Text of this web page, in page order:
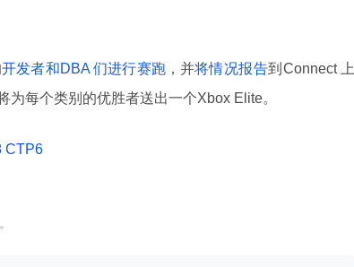
开发者和DBA 们进行赛跑 ，并将情况报告到Connect 上
每个类别的优胜者送出一个Xbox Elite。
CTP6